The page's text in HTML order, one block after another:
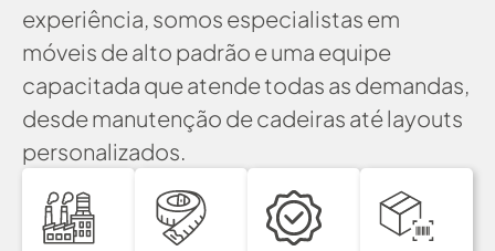
experiência, somos especialistas em
móveis de alto padrão e uma equipe
capacitada que atende todas as demandas,
desde manutenção de cadeiras até layouts
personalizados.